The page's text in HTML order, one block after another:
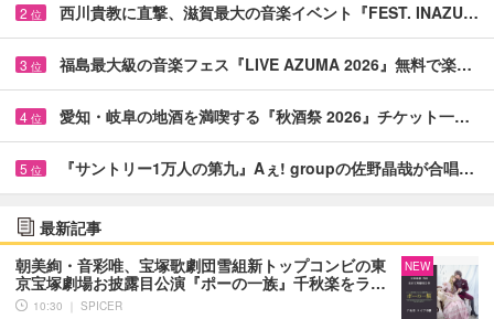
2 位 西川貴教に直撃、滋賀最大の音楽イベント『FEST. INAZU…
3 位 福島最大級の音楽フェス『LIVE AZUMA 2026』無料で楽…
4 位 愛知・岐阜の地酒を満喫する『秋酒祭 2026』チケット一…
5 位 『サントリー1万人の第九』Aぇ! groupの佐野晶哉が合唱…
最新記事
朝美絢・音彩唯、宝塚歌劇団雪組新トップコンビの東
京宝塚劇場お披露目公演『ポーの一族』千秋楽をラ…
10:30 ｜ SPICER
NEW